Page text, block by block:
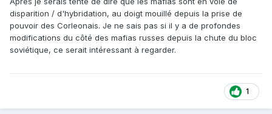
disparition / d'hybridation, au doigt mouillé depuis la prise de
pouvoir des Corleonais. Je ne sais pas si il y a de profondes
modifications du côté des mafias russes depuis la chute du bloc
soviétique, ce serait intéressant à regarder.
1